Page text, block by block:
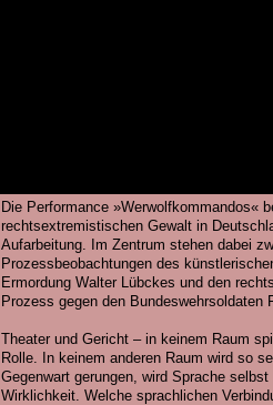
Die Performance »Werwolfkommandos«
rechtsextremistischen Gewalt in
Aufarbeitung. Im Zentrum stehen dabei
Prozessbeobachtungen des
Ermordung Walter Lübckes und den
Prozess gegen den Bundeswehrsoldaten
Theater und Gericht – in keinem Raum
Rolle. In keinem anderen Raum wird so
Gegenwart gerungen, wird Sprache
Wirklichkeit. Welche sprachlichen